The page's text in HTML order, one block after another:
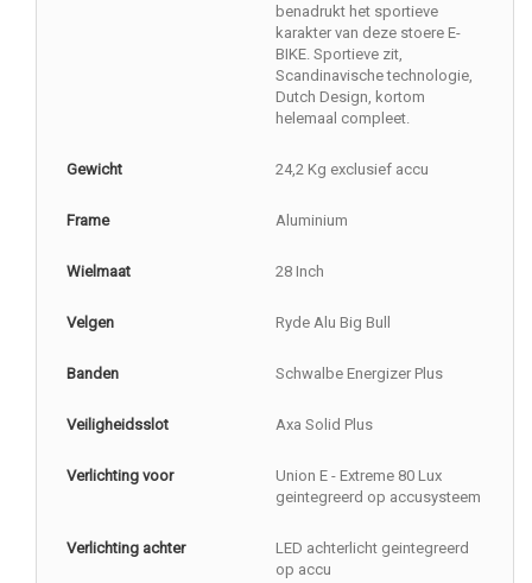
benadrukt het sportieve
karakter van deze stoere E-
BIKE. Sportieve zit,
Scandinavische technologie,
Dutch Design, kortom
helemaal compleet.
Gewicht 24,2 Kg exclusief accu
Frame Aluminium
Wielmaat 28 Inch
Velgen Ryde Alu Big Bull
Banden Schwalbe Energizer Plus
Veiligheidsslot Axa Solid Plus
Verlichting voor
Union E - Extreme 80 Lux
geintegreerd op accusysteem
Verlichting achter
LED achterlicht geintegreerd
op accu